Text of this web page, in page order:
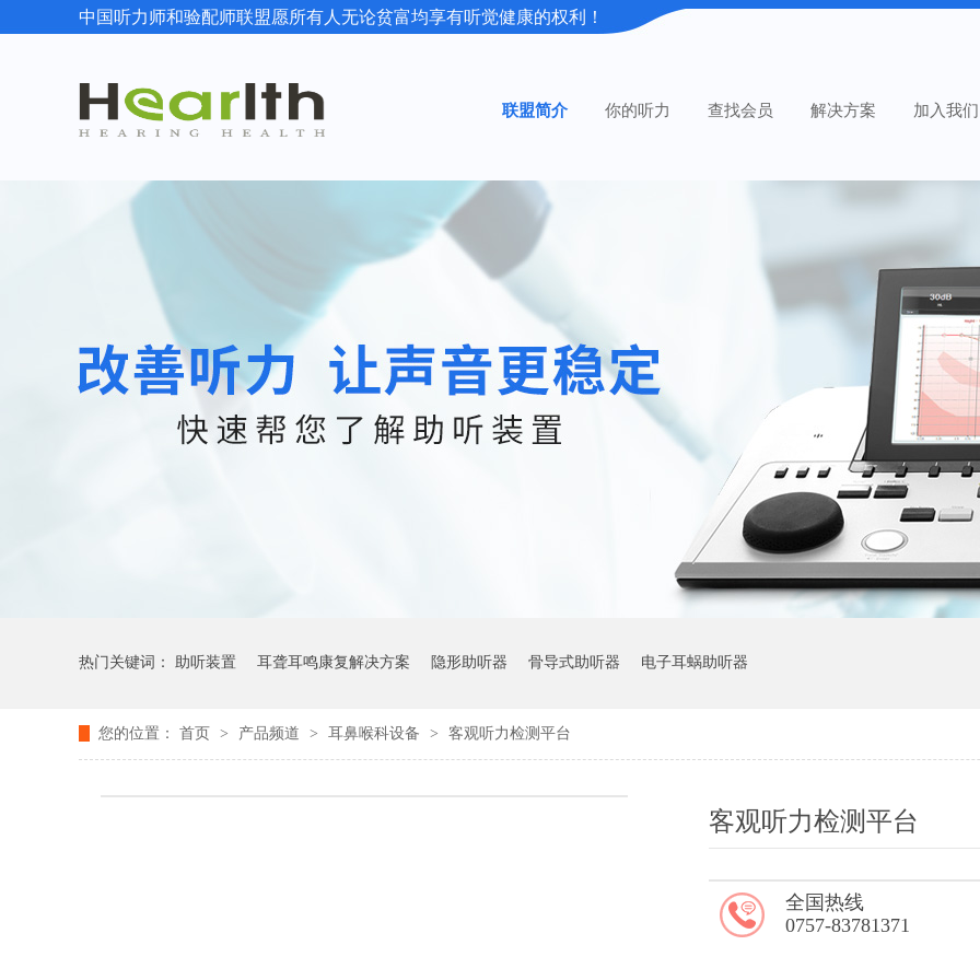
中国听力师和验配师联盟愿所有人无论贫富均享有听觉健康的权利！
联盟简介 你的听力 查找会员 解决方案 加入我们
热门关键词： 助听装置 耳聋耳鸣康复解决方案 隐形助听器 骨导式助听器 电子耳蜗助听器
您的位置： 首页 > 产品频道 > 耳鼻喉科设备 > 客观听力检测平台
客观听力检测平台
全国热线
0757-83781371